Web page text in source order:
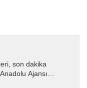
son dakika
Ajansı